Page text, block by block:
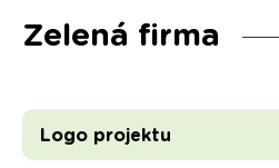
Zelená firma
Logo projektu